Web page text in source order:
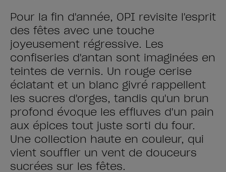
Pour la fin d'année, OPI revisite l'esprit
des fêtes avec une touche
joyeusement régressive. Les
confiseries d'antan sont imaginées en
teintes de vernis. Un rouge cerise
éclatant et un blanc givré rappellent
les sucres d'orges, tandis qu'un brun
profond évoque les effluves d'un pain
aux épices tout juste sorti du four.
Une collection haute en couleur, qui
vient souffler un vent de douceurs
sucrées sur les fêtes.